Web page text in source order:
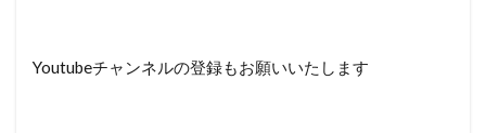
Youtubeチャンネルの登録もお願いいたします